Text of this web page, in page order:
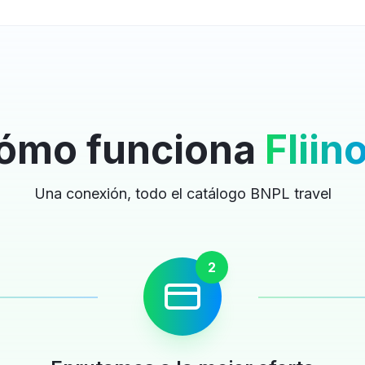
funciona
Una conexión, todo el catálogo BNPL travel
2